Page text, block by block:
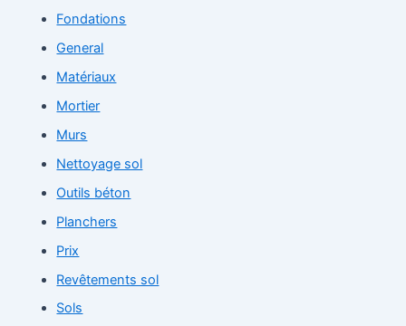
Fondations
General
Matériaux
Mortier
Murs
Nettoyage sol
Outils béton
Planchers
Prix
Revêtements sol
Sols